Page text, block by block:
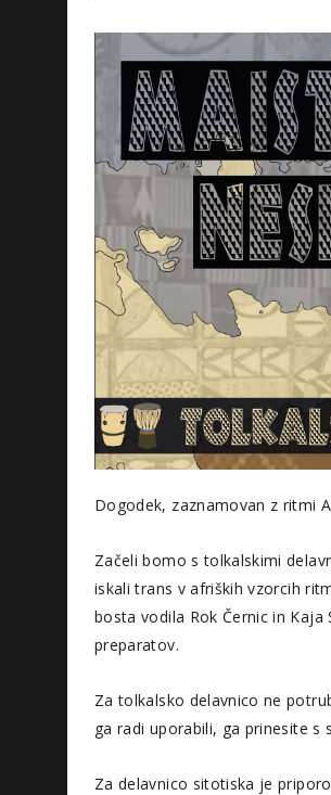
Dogodek, zaznamovan z ritmi
Začeli bomo s tolkalskimi
iskali trans v afriških vzorcih
bosta vodila Rok Černic in
preparatov.
Za tolkalsko delavnico ne
ga radi uporabili, ga prinesite s
Za delavnico sitotiska je